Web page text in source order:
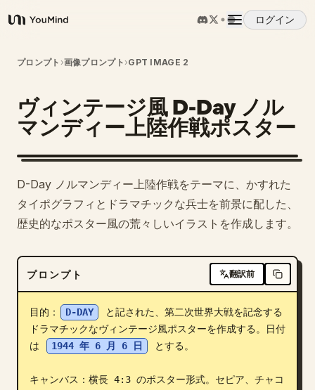
YouMind
ログイン
概要
ユースケース
スキル
プロンプト
ダウンロード
ブログ
更新情報
プロンプト ›画像プロンプト ›GPT IMAGE 2
ヴィンテージ風 D-Day ノル
マンディー上陸作戦ポスター
D-Day ノルマンディー上陸作戦をテーマに、かすれた
タイポグラフィとドラマチックな兵士を前景に配した、
歴史的なポスター風の荒々しいイラストを作成します。
プロンプト 翻訳前
目的： D-DAY
と記された、第二次世界大戦を記念する
ドラマチックなヴィンテージ風ポスターを作成する。日付
は
1944 年 6 月 6 日 とする。
キャンバス：横長 4:3 のポスター形式。セピア、チャコ